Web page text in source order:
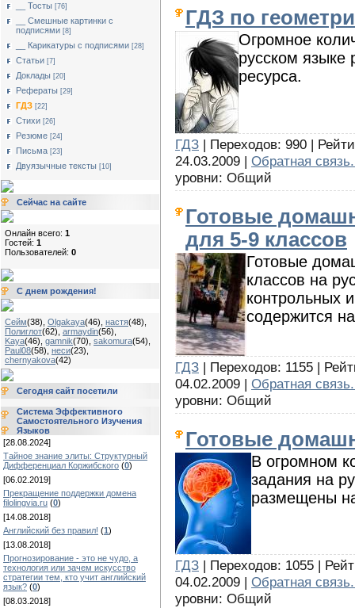
__ Тосты [76]
__ Смешные картинки с
подписями [8]
__ Карикатуры с подписями [28]
Статьи [7]
Доклады [20]
Рефераты [29]
ГДЗ [22]
Стихи [26]
Резюме [24]
Письма [23]
Двуязычные тексты [10]
Сейчас на сайте
Онлайн всего: 1
Гостей: 1
Пользователей: 0
С днем рождения!
Сейм(38) Olgakaya(46) настя(48)
Полиглот(62) armaydin(56)
Kaya(46) gamnik(70) sakomura(54)
Paul08(58) неси(23)
chernyakova(42)
Сегодня сайт посетили
Система Эффективного
Самостоятельного Изучения
Языков
[28.08.2024]
Тайное знание элиты: Структурный
Дифференциал Коржибского (0)
[06.02.2019]
Прекращение поддержки домена
filolingvia.ru (0)
[14.08.2018]
Английский без правил! (1)
[13.08.2018]
Прогнозирование - это не чудо, а
технология или зачем искусство
стратегии тем, кто учит английский
язык? (0)
[08.03.2018]
ГДЗ по
Огромное
русском языке
ресурса.
ГДЗ | Переходов: 990 |
24.03.2009 | Обратная
уровни: Общий
Готовые
для 5-9 классов
Готовые
классов на
контрольных
содержится
ГДЗ | Переходов: 1155 |
04.02.2009 | Обратная
уровни: Общий
Готовые
В огромном
задания на
размещены
ГДЗ | Переходов: 1055 |
04.02.2009 | Обратная
уровни: Общий